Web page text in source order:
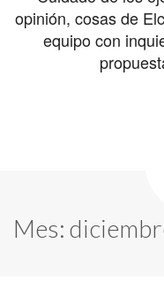
opinión, cosas de
equipo con
Mes: